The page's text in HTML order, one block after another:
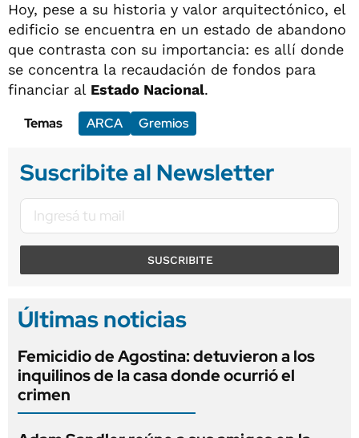
Hoy, pese a su historia y valor arquitectónico, el
edificio se encuentra en un estado de abandono
que contrasta con su importancia: es allí donde
se concentra la recaudación de fondos para
financiar al Estado Nacional.
Temas
ARCA Gremios
Suscribite al Newsletter
SUSCRIBITE
Últimas noticias
Femicidio de Agostina: detuvieron a los
inquilinos de la casa donde ocurrió el
crimen